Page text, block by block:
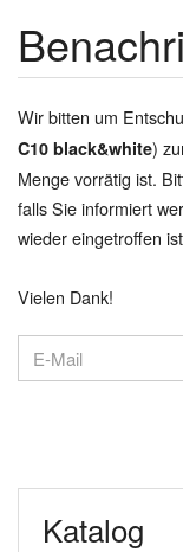
Wir bitten um
C10 black&white)
Menge vorrätig ist.
falls Sie informiert
wieder eingetroffen
Vielen Dank!
Katalog